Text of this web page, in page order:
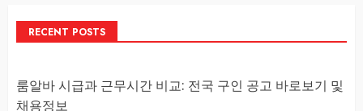
RECENT POSTS
룸알바 시급과 근무시간 비교: 전국 구인 공고 바로보기 및
채용정보